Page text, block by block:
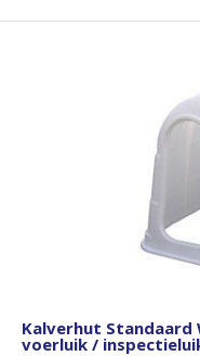
Kalverhut Standaard
voerluik /